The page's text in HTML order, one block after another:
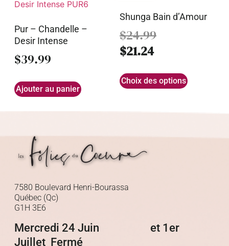
Pur – Chandelle –
Desir Intense
$39.99
Ajouter au panier
Shunga Bain d’Amour
$24.99
$21.24
Choix des options
7580 Boulevard Henri-Bourassa
Québec (Qc)
G1H 3E6
Mercredi 24 Juin et 1er
Juillet Fermé